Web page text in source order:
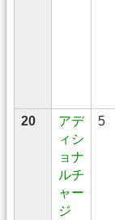
20
アデ
ィシ
ョナ
ルチ
ャー
ジ
5